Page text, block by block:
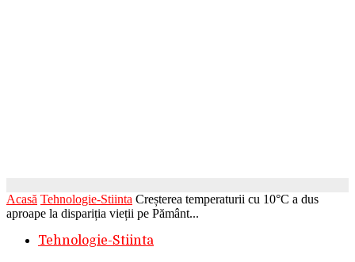
Acasă Tehnologie-Stiinta Creșterea temperaturii cu 10°C a dus
aproape la dispariția vieții pe Pământ...
Tehnologie-Stiinta